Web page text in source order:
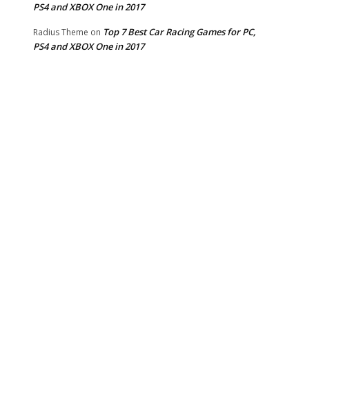
PS4 and XBOX One in 2017
Radius Theme on Top 7 Best Car Racing Games for PC,
PS4 and XBOX One in 2017